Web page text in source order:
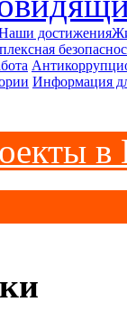
достижения
Информация
в